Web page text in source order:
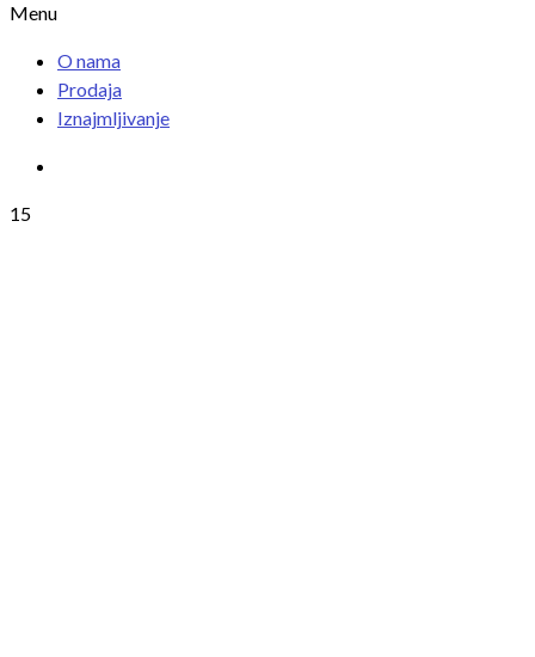
Menu
O nama
Prodaja
Iznajmljivanje
15